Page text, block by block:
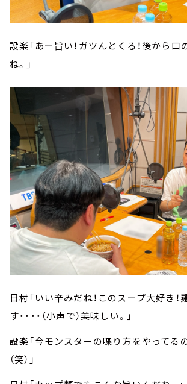
設楽「あー旨い！ガツんとくる！後から
ね。」
日村「いい辛みだね！このスープ大好き
す・・・・（小声で）美味しい。」
設楽「今モンスターの喋り方をやってる
（笑）」